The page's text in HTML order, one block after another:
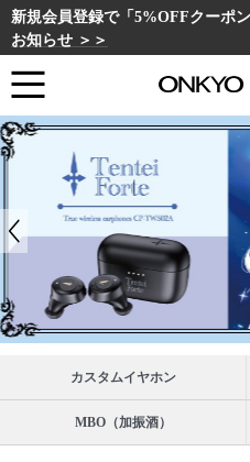
新規会員登録で「5%OFFクーポ
お知らせ ＞＞
カスタムイヤホン
MBO（加振酒）